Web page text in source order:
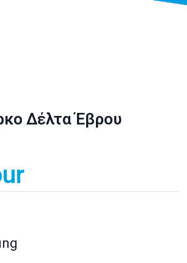
Δέλτα Έβρου